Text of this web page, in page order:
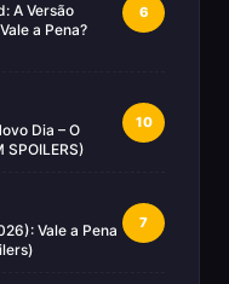
A Versão
a Pena?
6
Dia – O
SPOILERS)
10
Vale a Pena
7